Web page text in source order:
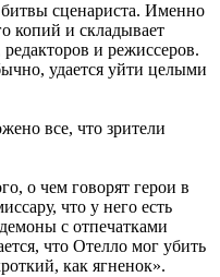
сценариста. Именно
копий и складывает
и режиссеров.
удается уйти целыми
все, что зрители
о чем говорят герои в
что у него есть
с отпечатками
что Отелло мог убить
как ягненок».